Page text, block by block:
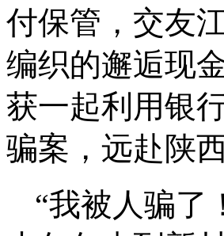
付保管，交友
编织的邂逅现
获一起利用银
骗案，远赴陕
“我被人骗了